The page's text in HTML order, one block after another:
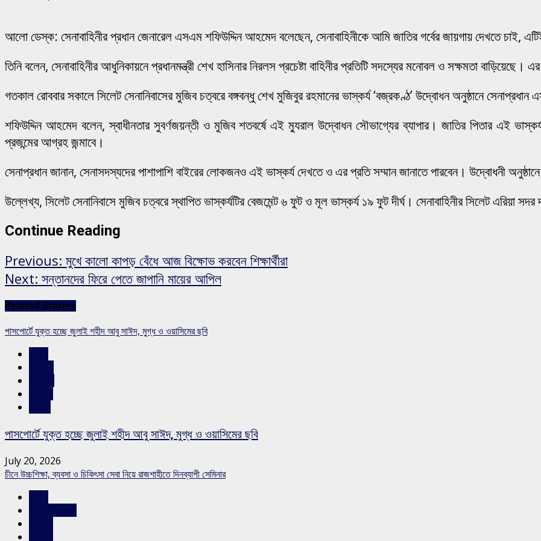
আলো ডেস্ক: সেনাবাহিনীর প্রধান জেনারেল এসএম শফিউদ্দিন আহমেদ বলেছেন, সেনাবাহিনীকে আমি জাতির গর্বের জায়গায় দেখতে চাই,
তিনি বলেন, সেনাবাহিনীর আধুনিকায়নে প্রধানমন্ত্রী শেখ হাসিনার নিরলস প্রচেষ্টা বাহিনীর প্রতিটি সদস্যের মনোবল ও সক্ষমতা
গতকাল রোববার সকালে সিলেট সেনানিবাসের মুজিব চত্বরে বঙ্গবন্ধু শেখ মুজিবুর রহমানের ভাস্কর্য ‘বজ্রকণ্ঠ’ উদ্বোধন অনুষ্ঠানে সেনাপ্রধান
শফিউদ্দিন আহমেদ বলেন, স্বাধীনতার সুবর্ণজয়ন্তী ও মুজিব শতবর্ষে এই ম্যুরাল উদ্বোধন সৌভাগ্যের ব্যাপার। জাতির পিতার এই
প্রজন্মের আগ্রহ জন্মাবে।
সেনাপ্রধান জানান, সেনাসদস্যদের পাশাপাশি বাইরের লোকজনও এই ভাস্কর্য দেখতে ও এর প্রতি সম্মান জানাতে পারবেন। উদ্বোধনী অনুষ্ঠানে
উল্লেখ্য, সিলেট সেনানিবাসে মুজিব চত্বরে স্থাপিত ভাস্কর্যটির বেজমেন্ট ৬ ফুট ও মূল ভাস্কর্য ১৯ ফুট দীর্ঘ। সেনাবাহিনীর সিলেট এরিয়া সদর
Continue Reading
Previous: মুখে কালো কাপড় বেঁধে আজ বিক্ষোভ করবেন শিক্ষার্থীরা
Next: সন্তানদের ফিরে পেতে জাপানি মায়ের আপিল
Related Stories
পাসপোর্টে যুক্ত হচ্ছে জুলাই শহীদ আবু সাঈদ, মুগ্ধ ও ওয়াসিমের ছবি
পাসপোর্টে যুক্ত হচ্ছে জুলাই শহীদ আবু সাঈদ, মুগ্ধ ও ওয়াসিমের ছবি
July 20, 2026
চীনে উচ্চশিক্ষা, ব্যবসা ও চিকিৎসা সেবা নিয়ে রাজশাহীতে দিনব্যাপী সেমিনার